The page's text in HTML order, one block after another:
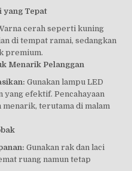
yang Tepat
cerah seperti kuning
di tempat ramai, sedangkan
premium.
Menarik Pelanggan
Gunakan lampu LED
yang efektif. Pencahayaan
terutama di malam
Gunakan rak dan laci
ruang namun tetap